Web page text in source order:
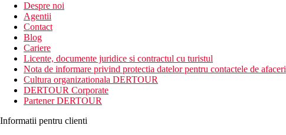
Despre noi
Agentii
Contact
Blog
Cariere
Licente, documente juridice si contractul cu turistul
Nota de informare privind protectia datelor pentru contactele de afaceri
Cultura organizationala DERTOUR
DERTOUR Corporate
Partener DERTOUR
Informatii pentru clienti